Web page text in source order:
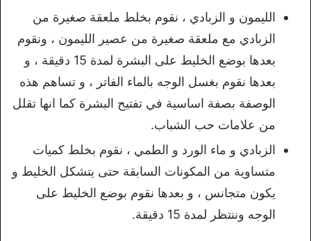
الليمون و الزبادي ، نقوم بخلط ملعقة صغيرة من
الزبادي مع ملعقة صغيرة من عصير الليمون ، ونقوم
بعدها بوضع الخليط على البشرة لمدة 15 دقيقة ، و
بعدها نقوم بغسل الوجه بالماء الفاتر ، و تساهم هذه
الوصفة بصفة اساسية في تفتيح البشرة كما انها تقلل
من علامات حب الشباب.
الزبادي و ماء الورد و الطمي ، نقوم بخلط كميات
متساوية من المكونات السابقة حتى يتشكل الخليط و
يكون متجانس ، و بعدها نقوم بوضع الخليط على
الوجه وننتظر لمدة 15 دقيقة.